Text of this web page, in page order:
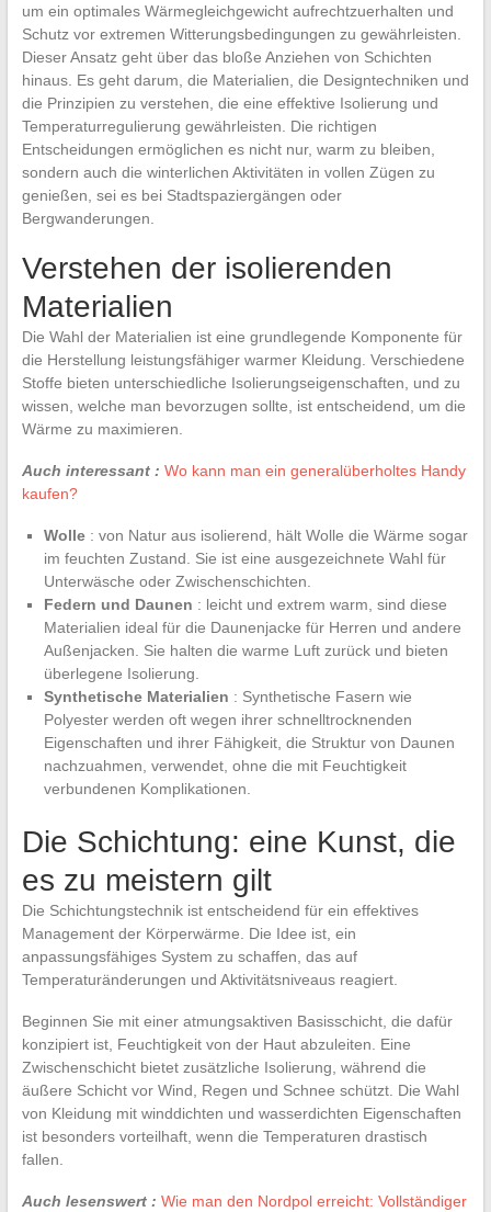
um ein optimales Wärmegleichgewicht aufrechtzuerhalten und
Schutz vor extremen Witterungsbedingungen zu gewährleisten.
Dieser Ansatz geht über das bloße Anziehen von Schichten
hinaus. Es geht darum, die Materialien, die Designtechniken und
die Prinzipien zu verstehen, die eine effektive Isolierung und
Temperaturregulierung gewährleisten. Die richtigen
Entscheidungen ermöglichen es nicht nur, warm zu bleiben,
sondern auch die winterlichen Aktivitäten in vollen Zügen zu
genießen, sei es bei Stadtspaziergängen oder
Bergwanderungen.
Verstehen der isolierenden
Materialien
Die Wahl der Materialien ist eine grundlegende Komponente für
die Herstellung leistungsfähiger warmer Kleidung. Verschiedene
Stoffe bieten unterschiedliche Isolierungseigenschaften, und zu
wissen, welche man bevorzugen sollte, ist entscheidend, um die
Wärme zu maximieren.
Auch interessant : Wo kann man ein generalüberholtes Handy
kaufen?
Wolle : von Natur aus isolierend, hält Wolle die Wärme sogar
im feuchten Zustand. Sie ist eine ausgezeichnete Wahl für
Unterwäsche oder Zwischenschichten.
Federn und Daunen : leicht und extrem warm, sind diese
Materialien ideal für die Daunenjacke für Herren und andere
Außenjacken. Sie halten die warme Luft zurück und bieten
überlegene Isolierung.
Synthetische Materialien : Synthetische Fasern wie
Polyester werden oft wegen ihrer schnelltrocknenden
Eigenschaften und ihrer Fähigkeit, die Struktur von Daunen
nachzuahmen, verwendet, ohne die mit Feuchtigkeit
verbundenen Komplikationen.
Die Schichtung: eine Kunst, die
es zu meistern gilt
Die Schichtungstechnik ist entscheidend für ein effektives
Management der Körperwärme. Die Idee ist, ein
anpassungsfähiges System zu schaffen, das auf
Temperaturänderungen und Aktivitätsniveaus reagiert.
Beginnen Sie mit einer atmungsaktiven Basisschicht, die dafür
konzipiert ist, Feuchtigkeit von der Haut abzuleiten. Eine
Zwischenschicht bietet zusätzliche Isolierung, während die
äußere Schicht vor Wind, Regen und Schnee schützt. Die Wahl
von Kleidung mit winddichten und wasserdichten Eigenschaften
ist besonders vorteilhaft, wenn die Temperaturen drastisch
fallen.
Auch lesenswert : Wie man den Nordpol erreicht: Vollständiger